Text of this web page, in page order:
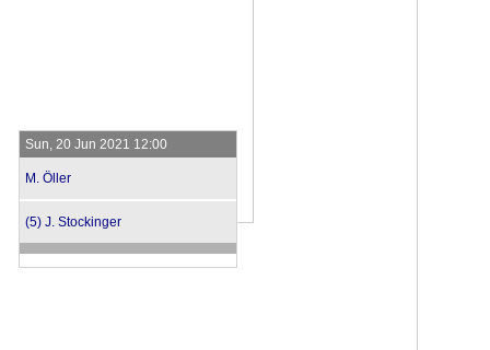
Sun, 20 Jun 2021 12:00
M. Öller
(5) J. Stockinger